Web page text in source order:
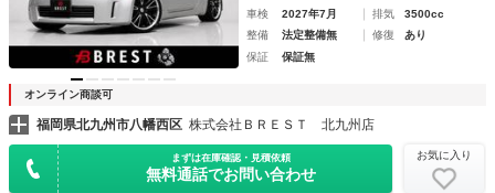
車検
2027年7月 排気
3500cc
整備
法定整備無 修復
あり
保証
保証無
オンライン商談可
福岡県北九州市八幡西区 株式会社ＢＲＥＳＴ 北九州店
まずは在庫確認・見積依頼
無料通話でお問い合わせ
お気に入り